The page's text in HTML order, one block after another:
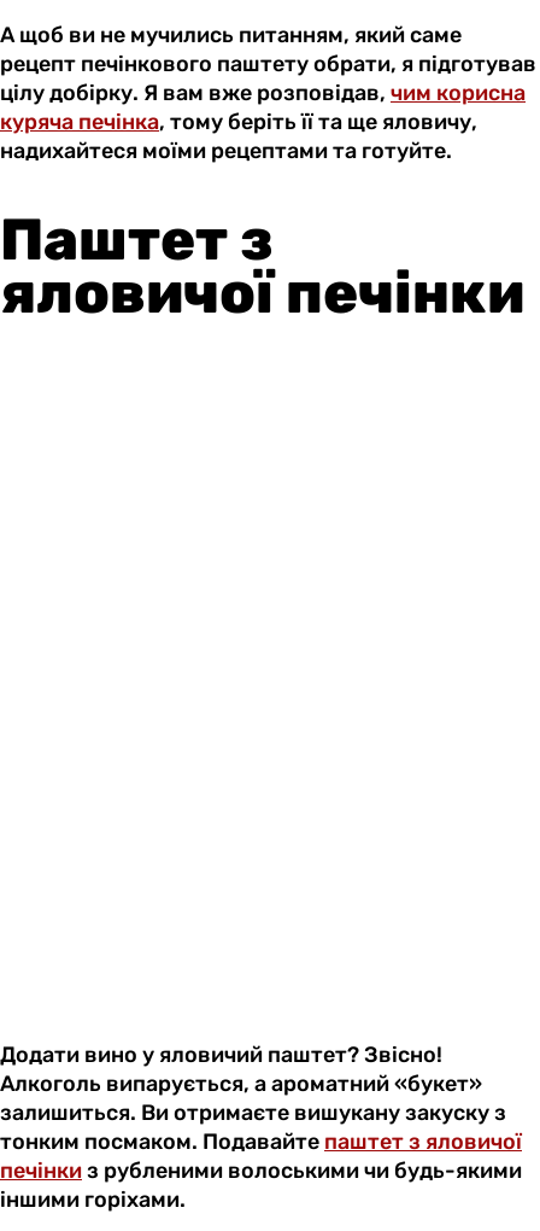
А щоб ви не мучились питанням, який саме
рецепт печінкового паштету обрати, я підготував
цілу добірку. Я вам вже розповідав, чим корисна
куряча печінка, тому беріть її та ще яловичу,
надихайтеся моїми рецептами та готуйте.
Паштет з
яловичої печінки
Додати вино у яловичий паштет? Звісно!
Алкоголь випарується, а ароматний «букет»
залишиться. Ви отримаєте вишукану закуску з
тонким посмаком. Подавайте паштет з яловичої
печінкиз рубленими волоськими чи будь-якими
іншими горіхами.